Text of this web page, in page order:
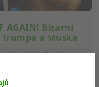
AGAIN! Bizarní
a Muska
zmínka Roryho
zvoleného
a...